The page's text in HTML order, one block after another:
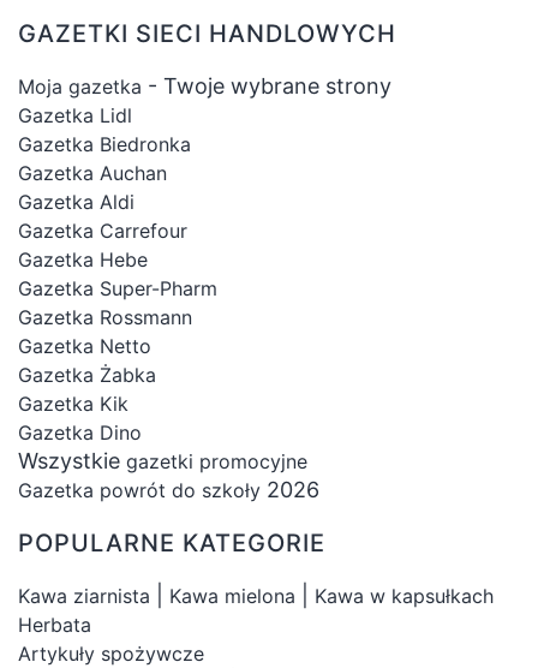
GAZETKI SIECI HANDLOWYCH
Moja gazetka - Twoje wybrane strony
Gazetka Lidl
Gazetka Biedronka
Gazetka Auchan
Gazetka Aldi
Gazetka Carrefour
Gazetka Hebe
Gazetka Super-Pharm
Gazetka Rossmann
Gazetka Netto
Gazetka Żabka
Gazetka Kik
Gazetka Dino
Wszystkie gazetki promocyjne
Gazetka powrót do szkoły 2026
POPULARNE KATEGORIE
Kawa ziarnista Kawa mielona
Kawa w kapsułkach
Herbata
Artykuły spożywcze